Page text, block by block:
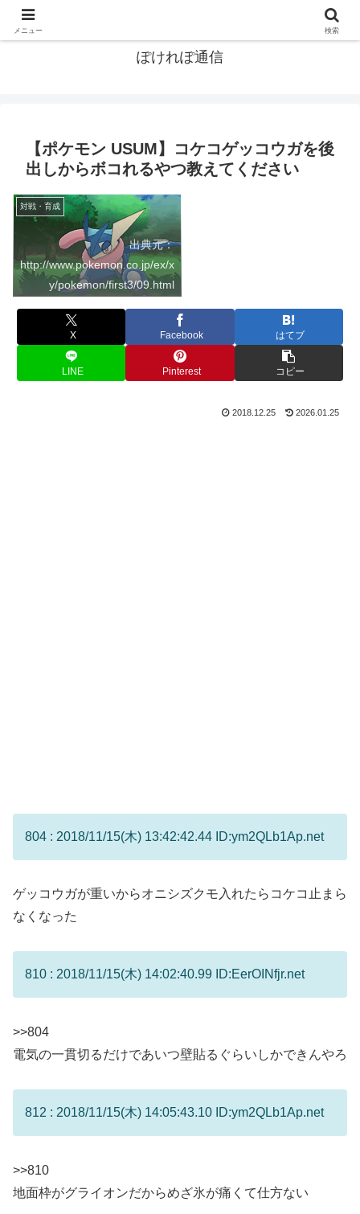
ぽけれぽ通信
【ポケモン USUM】コケコゲッコウガを後
出しからボコれるやつ教えてください
対戦・育成
出典元：
http://www.pokemon.co.jp/ex/x
y/pokemon/first3/09.html
X Facebook はてブ
LINE Pinterest コピー
2018.12.25 2026.01.25
804 : 2018/11/15(木) 13:42:42.44 ID:ym2QLb1Ap.net
ゲッコウガが重いからオニシズクモ入れたらコケコ止まら
なくなった
810 : 2018/11/15(木) 14:02:40.99 ID:EerOINfjr.net
>>804
電気の一貫切るだけであいつ壁貼るぐらいしかできんやろ
812 : 2018/11/15(木) 14:05:43.10 ID:ym2QLb1Ap.net
>>810
地面枠がグライオンだからめざ氷が痛くて仕方ない
メニュー 検索